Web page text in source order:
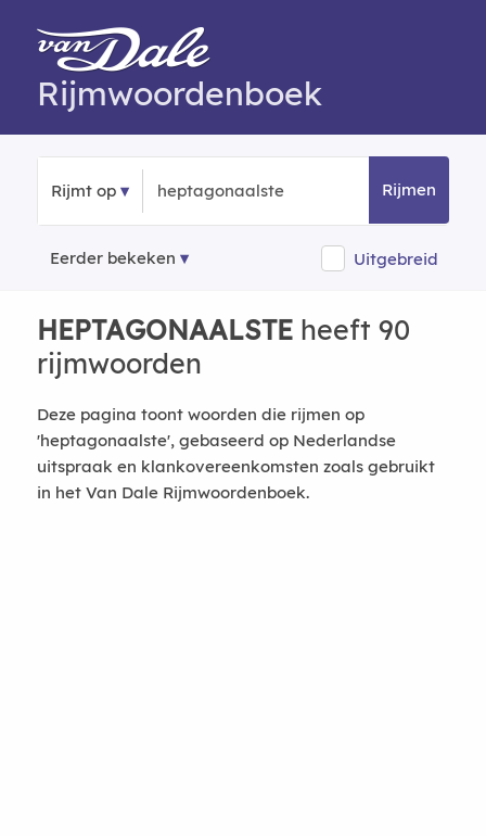
Rijmwoordenboek
Rijmt op Rijmen
Eerder bekeken Uitgebreid
HEPTAGONAALSTEheeft 90
rijmwoorden
Deze pagina toont woorden die rijmen op
'heptagonaalste', gebaseerd op Nederlandse
uitspraak en klankovereenkomsten zoals gebruikt
in het Van Dale Rijmwoordenboek.